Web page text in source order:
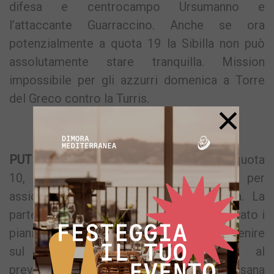
difesa e centrocampo Ursumanno e
l’attaccante Guarraccino. Anche se ora
potenzialmente a quota 19 la Sibilla non può
assolutamente stare tranquilla. Mission
impossibile per gli azzurri domenica a Torre
del Greco contro la Turris.
PUTEOLANA 1909 –
Fanalino di coda a quota
10, la “909” è chiamata all’impresa per
assicurarsi la permanenza in Eccellenza. La
partenza del bomber Carnicelli ha complicato i
piani di “via Ovidio”, che sono dovuti intervenire
sul mercato in maniera differente al
preventivato. In attacco è arrivato l’ex Sessana
×